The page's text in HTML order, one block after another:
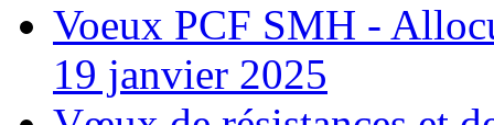
Voeux PCF SMH -
19 janvier 2025